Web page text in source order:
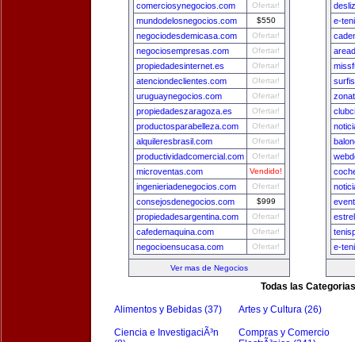
comerciosynegocios.com Ofertar!
mundodelosnegocios.com $550
negociodesdemicasa.com Ofertar!
negociosempresas.com Ofertar!
propiedadesinternet.es Ofertar!
atenciondeclientes.com Ofertar!
uruguaynegocios.com Ofertar!
propiedadeszaragoza.es Ofertar!
productosparabelleza.com Ofertar!
alquileresbrasil.com Ofertar!
productividadcomercial.com Ofertar!
microventas.com Vendido!
ingenieriadenegocios.com Ofertar!
consejosdenegocios.com $999
propiedadesargentina.com Ofertar!
cafedemaquina.com Ofertar!
negocioensucasa.com Ofertar!
Ver mas de Negocios
e-
e-
Todas las Categorias
Alimentos y Bebidas (37) Artes y Cultura (26)
Ciencia e InvestigaciÃ³n
Compras y Comercio